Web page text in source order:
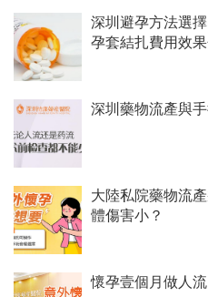
深圳避孕方法選
孕套結扎費用效
深圳藥物流產與
大陸私院藥物流
體傷害小？
懷孕壹個月做人